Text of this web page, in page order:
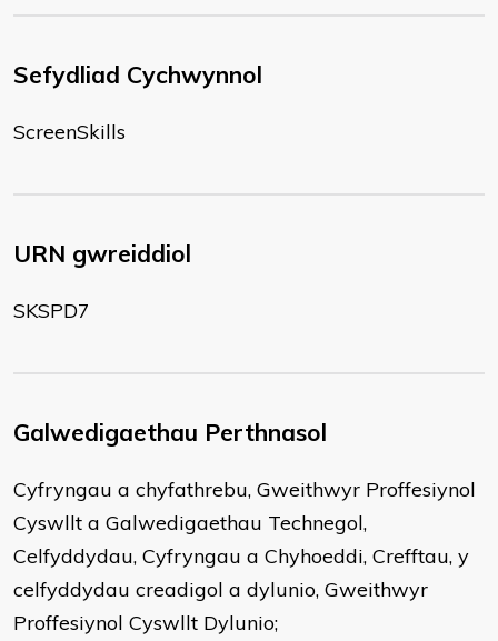
Sefydliad Cychwynnol
ScreenSkills
URN gwreiddiol
SKSPD7
Galwedigaethau Perthnasol
Cyfryngau a chyfathrebu, Gweithwyr Proffesiynol
Cyswllt a Galwedigaethau Technegol,
Celfyddydau, Cyfryngau a Chyhoeddi, Crefftau, y
celfyddydau creadigol a dylunio, Gweithwyr
Proffesiynol Cyswllt Dylunio;